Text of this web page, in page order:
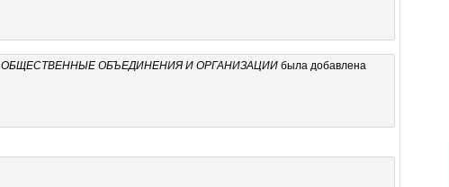
ОБЩЕСТВЕННЫЕ ОБЪЕДИНЕНИЯ И ОРГАНИЗАЦИИ была добавлена